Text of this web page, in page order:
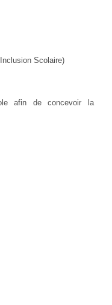
Scolaire)
afin de concevoir la